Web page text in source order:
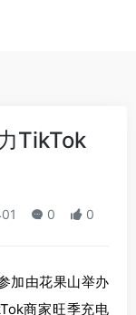
TikTok
0 0
加由花果山举办
商家旺季充电